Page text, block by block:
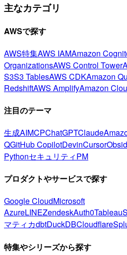
主なカテゴリ
AWSで探す
AWS特集AWS IAMAmazon
OrganizationsAWS Control Tower
S3S3 TablesAWS CDKAmazon
RedshiftAWS AmplifyAmazon
注目のテーマ
生成AIMCPChatGPTClaude
QGitHub CopilotDevinCursor
PythonセキュリティPM
プロダクトやサービスで探す
Google CloudMicrosoft
AzureLINEZendeskAuth0Tableau
マティカdbtDuckDBCloudflare
特集やシリーズから探す